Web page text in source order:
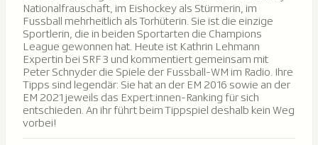
Nationalfrauschaft, im Eishockey als Stürmerin, im
Fussball mehrheitlich als Torhüterin. Sie ist die einzige
Sportlerin, die in beiden Sportarten die Champions
League gewonnen hat. Heute ist Kathrin Lehmann
Expertin bei SRF 3 und kommentiert gemeinsam mit
Peter Schnyder die Spiele der Fussball-WM im Radio. Ihre
Tipps sind legendär: Sie hat an der EM 2016 sowie an der
EM 2021 jeweils das Expert:innen-Ranking für sich
entschieden. An ihr führt beim Tippspiel deshalb kein Weg
vorbei!